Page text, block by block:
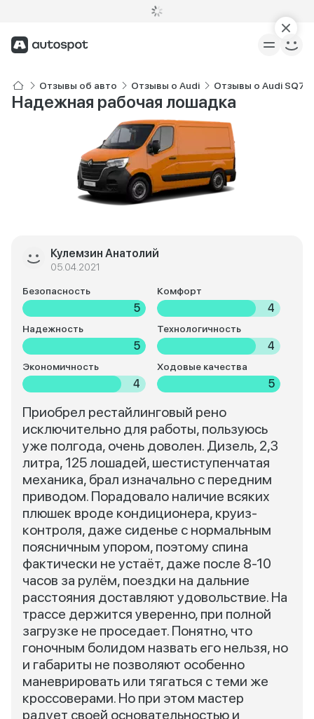
Отзывы об авто Отзывы о Audi Отзывы о Audi SQ7
Надежная рабочая лошадка
Кулемзин Анатолий
05.04.2021
Безопасность
5
Комфорт
4
Надежность
5
Технологичность
4
Экономичность
4
Ходовые качества
5
Приобрел рестайлинговый рено
исключительно для работы, пользуюсь
уже полгода, очень доволен. Дизель, 2,3
литра, 125 лошадей, шестиступенчатая
механика, брал изначально с передним
приводом. Порадовало наличие всяких
плюшек вроде кондиционера, круиз-
контроля, даже сиденье с нормальным
поясничным упором, поэтому спина
фактически не устаёт, даже после 8-10
часов за рулём, поездки на дальние
расстояния доставляют удовольствие. На
трассе держится уверенно, при полной
загрузке не проседает. Понятно, что
гоночным болидом назвать его нельзя, но
и габариты не позволяют особенно
маневрировать или тягаться с теми же
кроссоверами. Но при этом мастер
радует своей основательностью и